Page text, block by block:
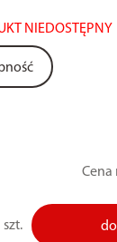
NIEDOSTĘPNY
szt.